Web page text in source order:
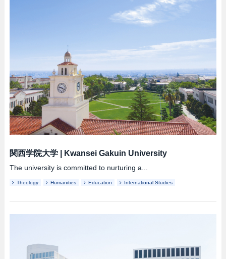
関西学院大学| Kwansei Gakuin University
The university is committed to nurturing a...
Theology Humanities Education International Studies